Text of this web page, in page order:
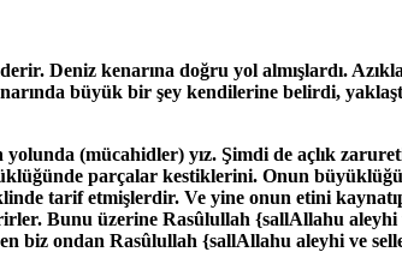
Deniz kenarına doğru yol almışlardı.
büyük bir şey kendilerine belirdi,
(mücahidler) yız. Şimdi de açlık
parçalar kestiklerini. Onun
tarif etmişlerdir. Ve yine onun etini
Bunu üzerine Rasûlullah {sallAllahu aleyhi
biz ondan Rasûlullah {sallAllahu aleyhi ve